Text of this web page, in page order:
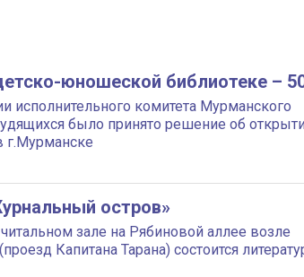
юношеской библиотеке –
исполнительного комитета Мурманского
было принято решение об
г.Мурманске
остров»
зале на Рябиновой аллее возле
Капитана Тарана) состоится